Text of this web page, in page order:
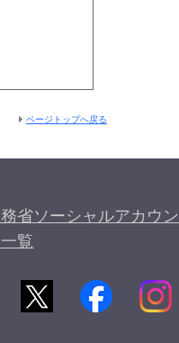
ページトップへ戻る
省ソーシャルアカウン
一覧